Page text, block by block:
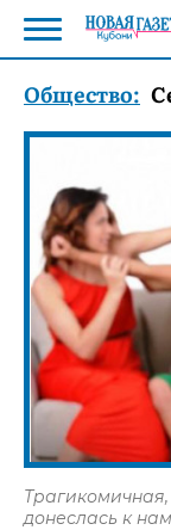
Общество:
донеслась к